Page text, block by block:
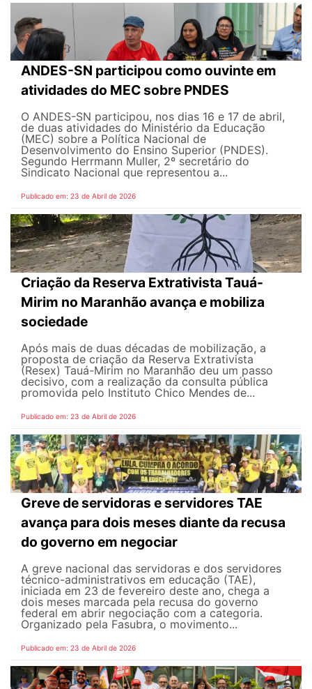
ANDES-SN participou como ouvinte em
atividades do MEC sobre PNDES
O ANDES-SN participou, nos dias 16 e 17 de abril,
de duas atividades do Ministério da Educação
(MEC) sobre a Política Nacional de
Desenvolvimento do Ensino Superior (PNDES).
Segundo Herrmann Muller, 2º secretário do
Sindicato Nacional que representou a...
Publicado em: 23 de Abril de 2026
Criação da Reserva Extrativista Tauá-
Mirim no Maranhão avança e mobiliza
sociedade
Após mais de duas décadas de mobilização, a
proposta de criação da Reserva Extrativista
(Resex) Tauá-Mirim no Maranhão deu um passo
decisivo, com a realização da consulta pública
promovida pelo Instituto Chico Mendes de...
Publicado em: 23 de Abril de 2026
Greve de servidoras e servidores TAE
avança para dois meses diante da recusa
do governo em negociar
A greve nacional das servidoras e dos servidores
técnico-administrativos em educação (TAE),
iniciada em 23 de fevereiro deste ano, chega a
dois meses marcada pela recusa do governo
federal em abrir negociação com a categoria.
Organizado pela Fasubra, o movimento...
Publicado em: 23 de Abril de 2026